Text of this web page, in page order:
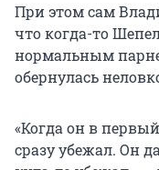
При этом сам
что когда-то
нормальным
обернулась
«Когда он в
сразу убежал. Он